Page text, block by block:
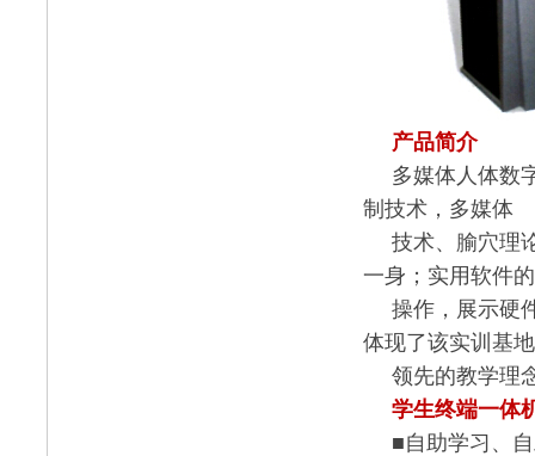
产品简介
多媒体人体数
制技术，多媒体
技术、腧穴理
一身；实用软件的
操作，展示硬
体现了该实训基地
领先的教学理
学生终端一体
■自助学习、